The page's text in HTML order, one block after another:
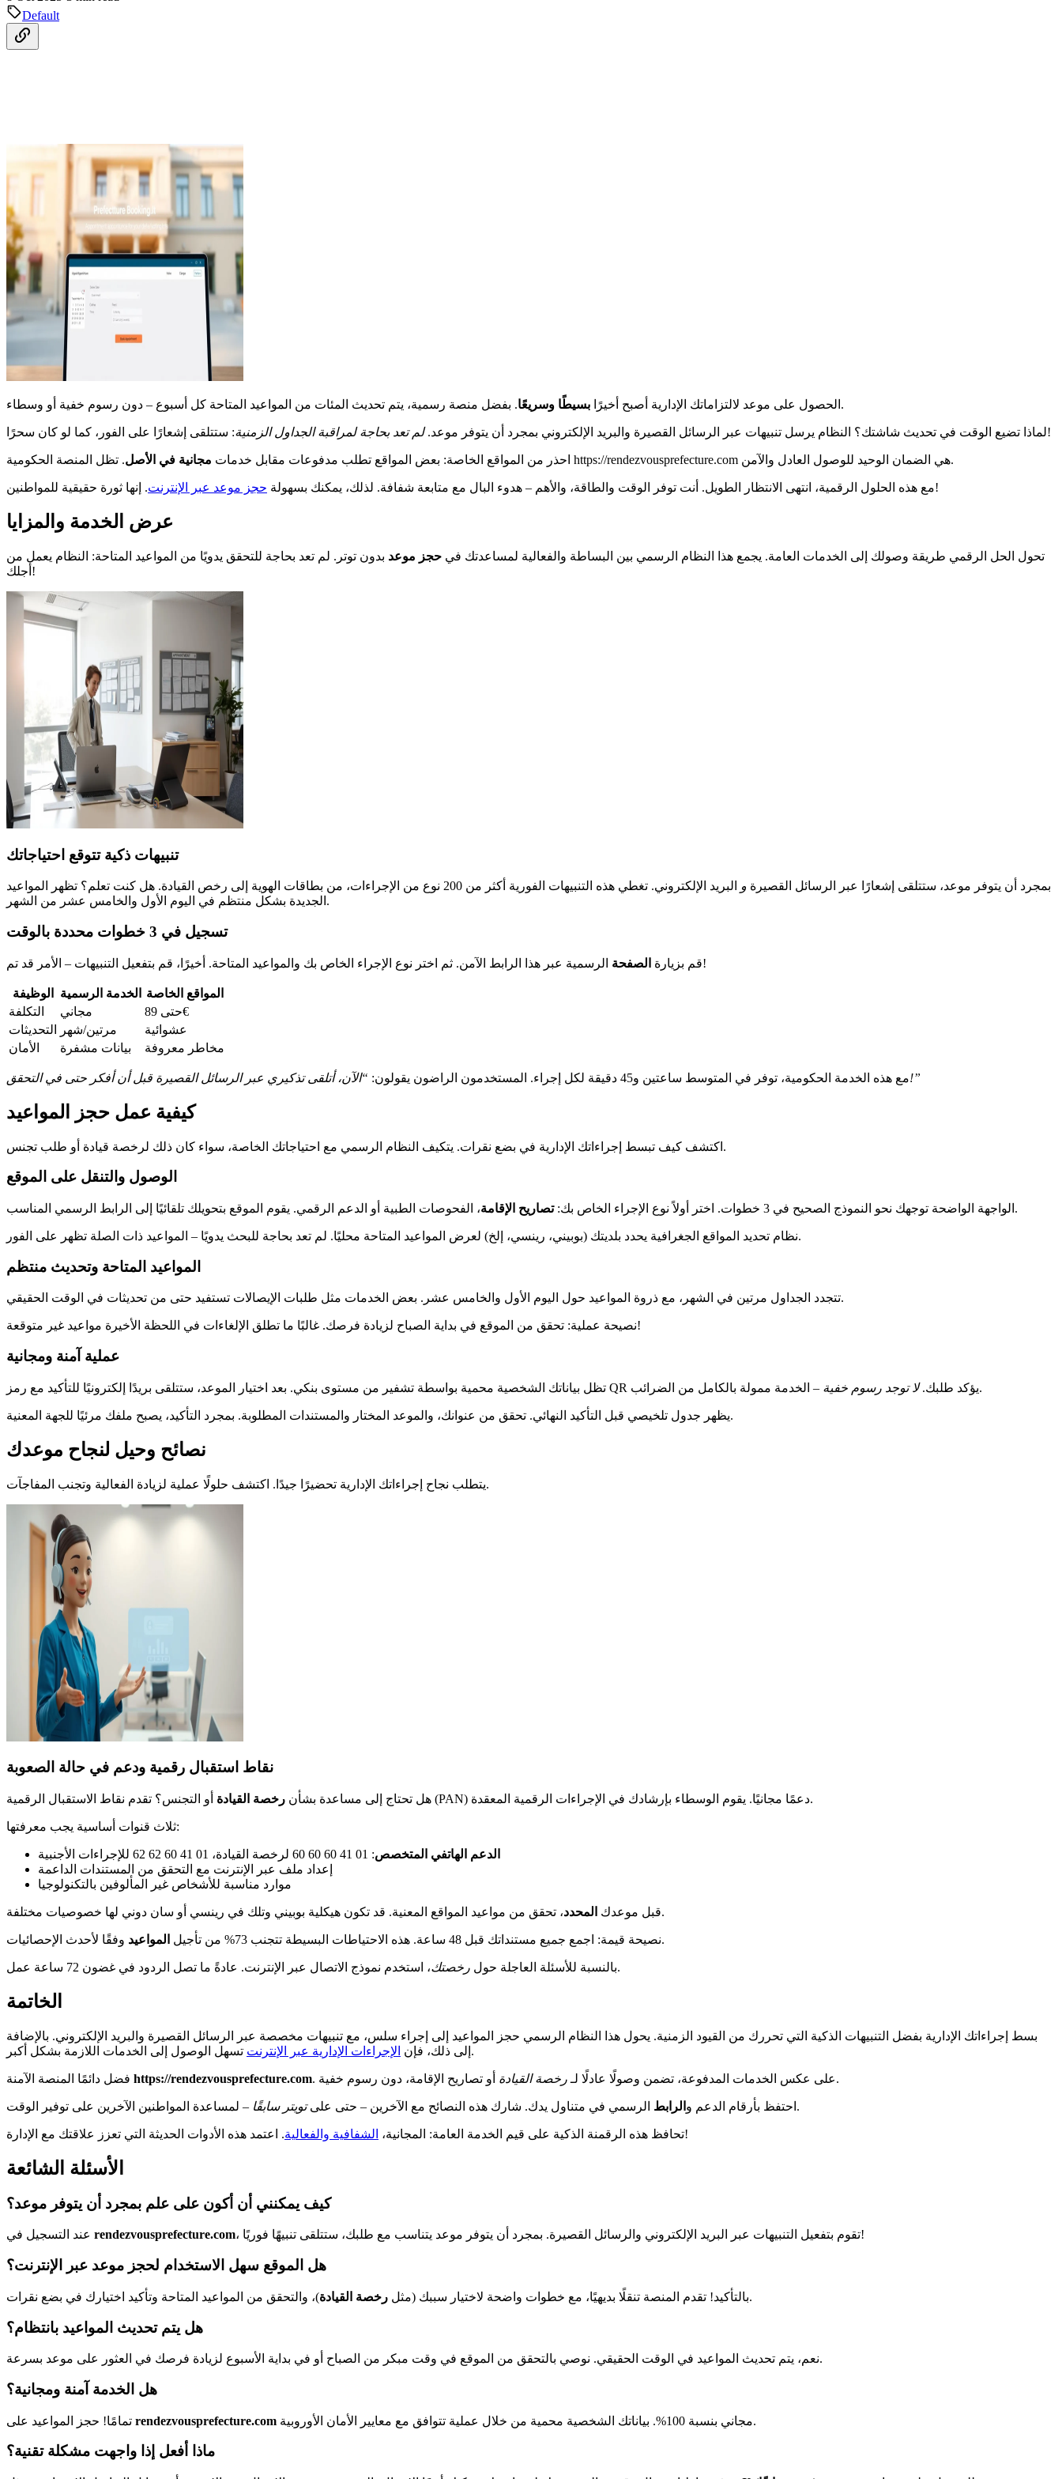
Default
الحصول على موعد لالتزاماتك الإدارية أصبح أخيرًا بسيطًا وسريعًا . بفضل منصة رسمية، يتم تحديث المئات من المواعيد المتاحة كل أسبوع – دون رسوم خفية أو وسطاء.
لماذا تضيع الوقت في تحديث شاشتك؟ النظام يرسل تنبيهات عبر الرسائل القصيرة والبريد الإلكتروني بمجرد أن يتوفر موعد.لم تعد بحاجة لمراقبة الجداول الزمنية : ستتلقى إشعارًا على الفور، كما لو كان سحرًا!
احذر من المواقع الخاصة: بعض المواقع تطلب مدفوعات مقابل خدمات مجانية في الأصل . تظل المنصة الحكومية https://rendezvousprefecture.com هي الضمان الوحيد للوصول العادل والآمن.
مع هذه الحلول الرقمية، انتهى الانتظار الطويل. أنت توفر الوقت والطاقة، والأهم – هدوء البال مع متابعة شفافة. لذلك، يمكنك بسهولة حجز موعد عبر الإنترنت . إنها ثورة حقيقية للمواطنين!
عرض الخدمة والمزايا
تحول الحل الرقمي طريقة وصولك إلى الخدمات العامة. يجمع هذا النظام الرسمي بين البساطة والفعالية لمساعدتك في حجز موعد بدون توتر. لم تعد بحاجة للتحقق يدويًا من المواعيد المتاحة: النظام يعمل من
أجلك!
تنبيهات ذكية تتوقع احتياجاتك
بمجرد أن يتوفر موعد، ستتلقى إشعارًا عبر الرسائل القصيرة و
البريد الإلكتروني. تغطي هذه التنبيهات الفورية أكثر من 200 نوع من الإجراءات، من بطاقات الهوية إلى رخص القيادة. هل كنت تعلم؟ تظهر المواعيد
الجديدة بشكل منتظم في اليوم الأول والخامس عشر من الشهر.
تسجيل في 3 خطوات محددة بالوقت
قم بزيارة الصفحة الرسمية عبر هذا الرابط الآمن. ثم اختر نوع الإجراء الخاص بك والمواعيد المتاحة. أخيرًا، قم بتفعيل التنبيهات – الأمر قد تم!
الوظيفة الخدمة الرسمية
المواقع الخاصة
التكلفة
مجاني
حتى 89€
التحديثات
مرتين/شهر
عشوائية
الأمان
بيانات مشفرة مخاطر معروفة
مع هذه الخدمة الحكومية، توفر في المتوسط ساعتين و45 دقيقة لكل إجراء. المستخدمون الراضون يقولون:“الآن، أتلقى تذكيري عبر الرسائل القصيرة قبل أن أفكر حتى في التحقق!”
كيفية عمل حجز المواعيد
اكتشف كيف تبسط إجراءاتك الإدارية في بضع نقرات. يتكيف النظام الرسمي مع احتياجاتك الخاصة، سواء كان ذلك لرخصة قيادة أو طلب تجنس.
الوصول والتنقل على الموقع
الواجهة الواضحة توجهك نحو النموذج الصحيح في 3 خطوات. اختر أولاً نوع الإجراء الخاص بك: تصاريح الإقامة ، الفحوصات الطبية أو الدعم الرقمي. يقوم الموقع بتحويلك تلقائيًا إلى الرابط الرسمي المناسب.
نظام تحديد المواقع الجغرافية يحدد بلديتك (بوبيني، رينسي، إلخ) لعرض المواعيد المتاحة محليًا. لم تعد بحاجة للبحث يدويًا – المواعيد ذات الصلة تظهر على الفور.
المواعيد المتاحة وتحديث منتظم
تتجدد الجداول مرتين في الشهر، مع ذروة المواعيد حول اليوم الأول والخامس عشر. بعض الخدمات مثل طلبات الإيصالات تستفيد حتى من تحديثات في الوقت الحقيقي.
نصيحة عملية: تحقق من الموقع في بداية الصباح لزيادة فرصك. غالبًا ما تطلق الإلغاءات في اللحظة الأخيرة مواعيد غير متوقعة!
عملية آمنة ومجانية
تظل بياناتك الشخصية محمية بواسطة تشفير من مستوى بنكي. بعد اختيار الموعد، ستتلقى بريدًا إلكترونيًا للتأكيد مع رمز QR يؤكد طلبك.لا توجد رسوم خفية – الخدمة ممولة بالكامل من الضرائب.
يظهر جدول تلخيصي قبل التأكيد النهائي. تحقق من عنوانك، والموعد المختار والمستندات المطلوبة. بمجرد التأكيد، يصبح ملفك مرئيًا للجهة المعنية.
نصائح وحيل لنجاح موعدك
يتطلب نجاح إجراءاتك الإدارية تحضيرًا جيدًا. اكتشف حلولًا عملية لزيادة الفعالية وتجنب المفاجآت.
نقاط استقبال رقمية ودعم في حالة الصعوبة
هل تحتاج إلى مساعدة بشأن رخصة القيادة أو التجنس؟ تقدم نقاط الاستقبال الرقمية (PAN) دعمًا مجانيًا. يقوم الوسطاء بإرشادك في الإجراءات الرقمية المعقدة.
ثلاث قنوات أساسية يجب معرفتها:
الدعم الهاتفي المتخصص: 01 41 60 60 60 لرخصة القيادة، 01 41 60 62 62 للإجراءات الأجنبية
إعداد ملف عبر الإنترنت مع التحقق من المستندات الداعمة
موارد مناسبة للأشخاص غير المألوفين بالتكنولوجيا
قبل موعدك المحدد ، تحقق من مواعيد المواقع المعنية. قد تكون هيكلية بوبيني وتلك في رينسي أو سان دوني لها خصوصيات مختلفة.
نصيحة قيمة: اجمع جميع مستنداتك قبل 48 ساعة. هذه الاحتياطات البسيطة تتجنب 73% من تأجيل المواعيد وفقًا لأحدث الإحصائيات.
بالنسبة للأسئلة العاجلة حول رخصتك ، استخدم نموذج الاتصال عبر الإنترنت. عادةً ما تصل الردود في غضون 72 ساعة عمل.
الخاتمة
بسط إجراءاتك الإدارية بفضل التنبيهات الذكية التي تحررك من القيود الزمنية. يحول هذا النظام الرسمي حجز المواعيد إلى إجراء سلس، مع تنبيهات مخصصة عبر الرسائل القصيرة والبريد الإلكتروني. بالإضافة
إلى ذلك، فإن الإجراءات الإدارية عبر الإنترنت تسهل الوصول إلى الخدمات اللازمة بشكل أكبر.
https://rendezvousprefecture.com . على عكس الخدمات المدفوعة، تضمن وصولًا عادلًا لـ رخصة القيادة أو تصاريح الإقامة، دون رسوم خفية.
احتفظ بأرقام الدعم و الرابط الرسمي في متناول يدك. شارك هذه النصائح مع الآخرين – حتى علىتويتر سابقًا – لمساعدة المواطنين الآخرين على توفير الوقت.
تحافظ هذه الرقمنة الذكية على قيم الخدمة العامة: المجانية، الشفافية والفعالية . اعتمد هذه الأدوات الحديثة التي تعزز علاقتك مع الإدارة!
الأسئلة الشائعة
كيف يمكنني أن أكون على علم بمجرد أن يتوفر موعد؟
rendezvousprefecture.com ، تقوم بتفعيل التنبيهات عبر البريد الإلكتروني والرسائل القصيرة. بمجرد أن يتوفر موعد يتناسب مع طلبك، ستتلقى تنبيهًا فوريًا!
هل الموقع سهل الاستخدام لحجز موعد عبر الإنترنت؟
بالتأكيد! تقدم المنصة تنقلًا بديهيًا، مع خطوات واضحة لاختيار سببك (مثل رخصة القيادة )، والتحقق من المواعيد المتاحة وتأكيد اختيارك في بضع نقرات.
هل يتم تحديث المواعيد بانتظام؟
نعم، يتم تحديث المواعيد في الوقت الحقيقي. نوصي بالتحقق من الموقع في وقت مبكر من الصباح أو في بداية الأسبوع لزيادة فرصك في العثور على موعد بسرعة.
هل الخدمة آمنة ومجانية؟
rendezvousprefecture.com مجاني بنسبة 100%. بياناتك الشخصية محمية من خلال عملية تتوافق مع معايير الأمان الأوروبية.
ماذا أفعل إذا واجهت مشكلة تقنية؟